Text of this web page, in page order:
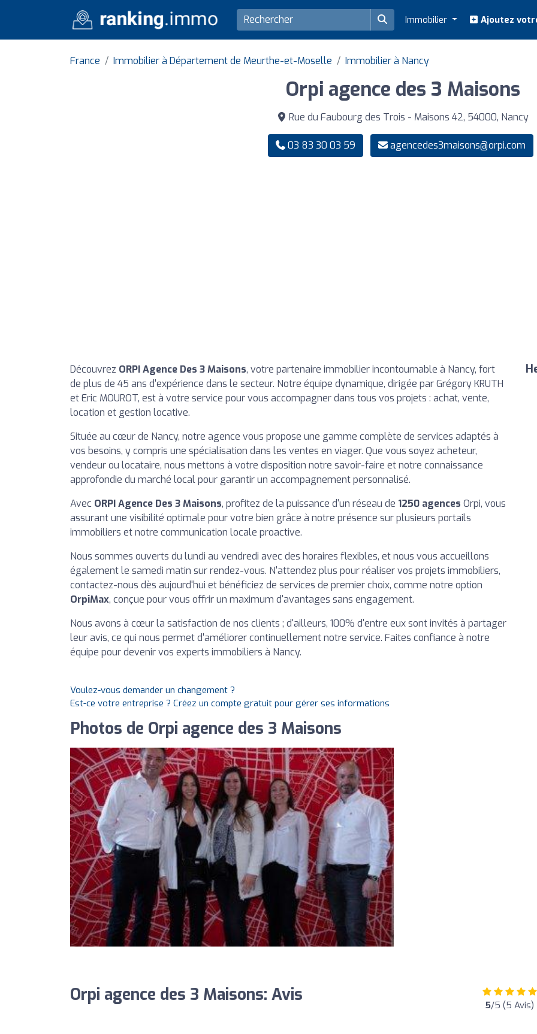
Immobilier Ajoutez
France Immobilier à Département de Meurthe-et-Moselle Immobilier à Nancy
Orpi agence des 3 Maisons
Rue du Faubourg des Trois - Maisons 42, 54000, Nancy
03 83 30 03 59 agencedes3maisons@orpi.com
Découvrez ORPI Agence Des 3 Maisons, votre partenaire immobilier incontournable à Nancy, fort
de plus de 45 ans d'expérience dans le secteur. Notre équipe dynamique, dirigée par Grégory KRUTH
et Eric MOUROT, est à votre service pour vous accompagner dans tous vos projets : achat, vente,
location et gestion locative.
Située au cœur de Nancy, notre agence vous propose une gamme complète de services adaptés à
vos besoins, y compris une spécialisation dans les ventes en viager. Que vous soyez acheteur,
vendeur ou locataire, nous mettons à votre disposition notre savoir-faire et notre connaissance
approfondie du marché local pour garantir un accompagnement personnalisé.
Avec ORPI Agence Des 3 Maisons, profitez de la puissance d'un réseau de 1250 agences Orpi, vous
assurant une visibilité optimale pour votre bien grâce à notre présence sur plusieurs portails
immobiliers et notre communication locale proactive.
Nous sommes ouverts du lundi au vendredi avec des horaires flexibles, et nous vous accueillons
également le samedi matin sur rendez-vous. N'attendez plus pour réaliser vos projets immobiliers,
contactez-nous dès aujourd'hui et bénéficiez de services de premier choix, comme notre option
OrpiMax, conçue pour vous offrir un maximum d'avantages sans engagement.
Nous avons à cœur la satisfaction de nos clients ; d'ailleurs, 100% d'entre eux sont invités à partager
leur avis, ce qui nous permet d'améliorer continuellement notre service. Faites confiance à notre
équipe pour devenir vos experts immobiliers à Nancy.
Voulez-vous demander un changement ?
Est-ce votre entreprise ? Créez un compte gratuit pour gérer ses informations
Photos de Orpi agence des 3 Maisons
Orpi agence des 3 Maisons: Avis 5/5 (5 Avis)